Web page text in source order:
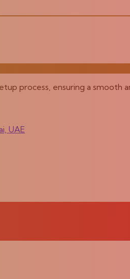
process, ensuring a smooth
UAE